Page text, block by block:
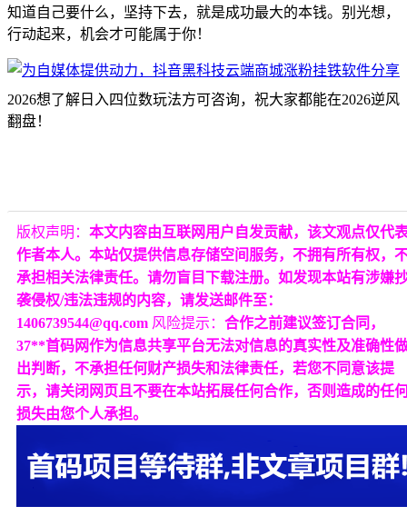
知道自己要什么，坚持下去，就是成功最大的本钱。别光想，
行动起来，机会才可能属于你！
2026想了解日入四位数玩法方可咨询，祝大家都能在2026逆风
翻盘！
版权声明： 本文内容由互联网用户自发贡献，该文观点仅代
作者本人。本站仅提供信息存储空间服务，不拥有所有权，
承担相关法律责任。请勿盲目下载注册。如发现本站有涉嫌
袭侵权/违法违规的内容，请发送邮件至：
1406739544@qq.com 风险提示： 合作之前建议签订合同，
37**首码网作为信息共享平台无法对信息的真实性及准确性
出判断，不承担任何财产损失和法律责任，若您不同意该提
示，请关闭网页且不要在本站拓展任何合作，否则造成的任
损失由您个人承担。